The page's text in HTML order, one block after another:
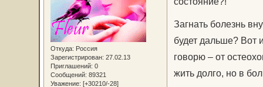
Откуда: Россия
Зарегистрирован: 27.02.13
Приглашений: 0
Сообщений: 89321
Уважение: [+30210/-28]
Загнать болезнь
будет дальше? Вот
говорю – от
жить долго, но в